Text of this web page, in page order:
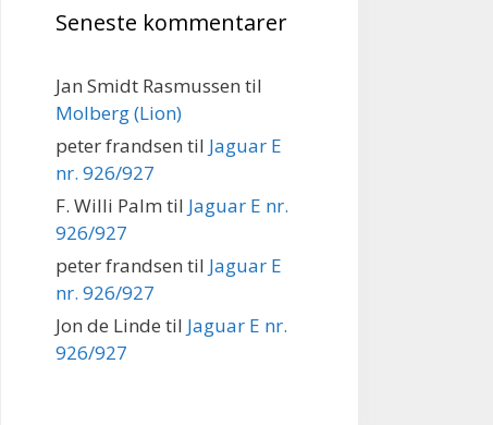
Seneste kommentarer
Jan Smidt Rasmussen til
Molberg (Lion)
peter frandsen til Jaguar E
nr. 926/927
F. Willi Palm til Jaguar E nr.
926/927
peter frandsen til Jaguar E
nr. 926/927
Jon de Linde til Jaguar E nr.
926/927